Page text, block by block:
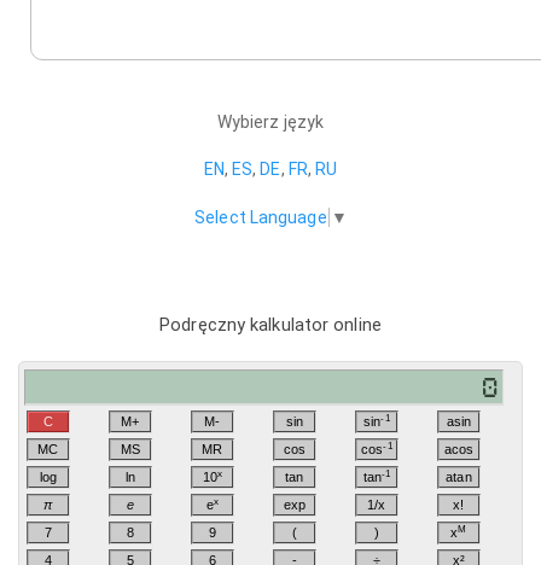
Wybierz język
EN, ES, DE, FR, RU
Select Language ▼
Podręczny kalkulator online
C M+ M- sin sin-1
asin
MC
MS MR cos cos-1
acos
log
ln 10x tan tan-1
atan
π
e ex exp 1/x
x!
7
8 9 ( ) xM
4 5 6 - ÷ x²